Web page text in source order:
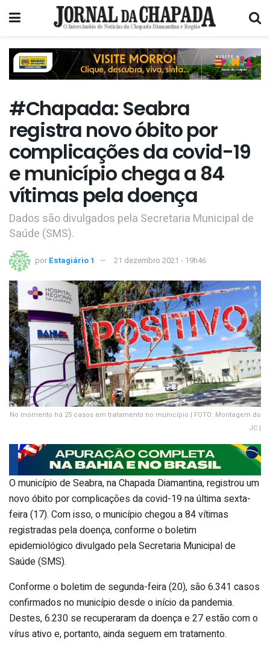
#Chapada: Seabra
registra novo óbito por
complicações da covid-19
e município chega a 84
vítimas pela doença
Dados são divulgados pela Secretaria Municipal de
Saúde (SMS).
por Estagiário 1 21 dezembro 2021 - 19h46
No momento há 25 casos em tratamento no município | FOTO: Montagem do
JC |
O município de Seabra, na Chapada Diamantina, registrou um
novo óbito por complicações da covid-19 na última sexta-
feira (17). Com isso, o município chegou a 84 vítimas
registradas pela doença, conforme o boletim
epidemiológico divulgado pela Secretaria Municipal de
Saúde (SMS).
Conforme o boletim de segunda-feira (20), são 6.341 casos
confirmados no município desde o início da pandemia.
Destes, 6.230 se recuperaram da doença e 27 estão com o
vírus ativo e, portanto, ainda seguem em tratamento.